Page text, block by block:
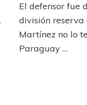
pronunciaEl defensor fue
división reserva
Martínez no lo
Paraguay …